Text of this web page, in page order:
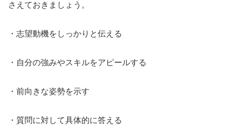
さえておきましょう。
・志望動機をしっかりと伝える
・自分の強みやスキルをアピールする
・前向きな姿勢を示す
・質問に対して具体的に答える